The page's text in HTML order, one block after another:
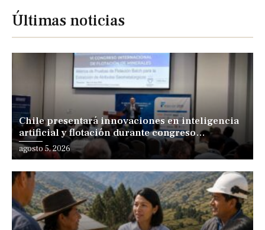
Últimas noticias
Chile presentará innovaciones en inteligencia
artificial y flotación durante congreso
internacional en Lima
agosto 5, 2026